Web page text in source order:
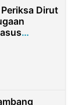
Dirut
Rp2,58